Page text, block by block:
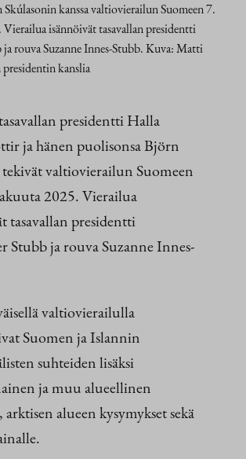
kanssa valtiovierailun Suomeen 7.
isännöivät tasavallan presidentti
rouva Suzanne Innes-Stubb. Kuva: Matti
kanslia
presidentti Halla
ja hänen puolisonsa Björn
tekivät valtiovierailun Suomeen
2025. Vierailua
tasavallan presidentti
Stubb ja rouva Suzanne Innes-
valtiovierailulla
Suomen ja Islannin
suhteiden lisäksi
ja muu alueellinen
alueen kysymykset sekä